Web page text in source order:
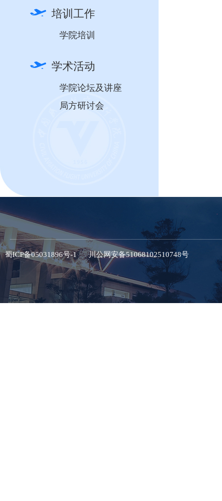
培训工作
学院培训
学术活动
学院论坛及讲座
局方研讨会
蜀ICP备05031896号-1 川公网安备51068102510748号